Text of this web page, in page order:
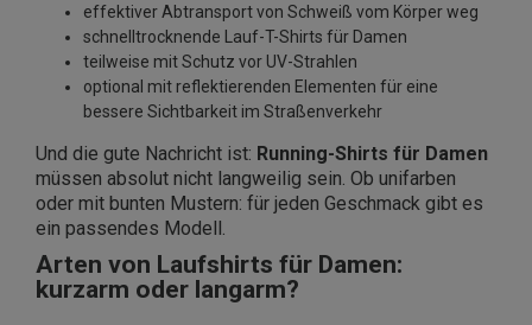
effektiver Abtransport von Schweiß vom Körper weg
schnelltrocknende Lauf-T-Shirts für Damen
teilweise mit Schutz vor UV-Strahlen
optional mit reflektierenden Elementen für eine
bessere Sichtbarkeit im Straßenverkehr
Und die gute Nachricht ist: Running-Shirts für Damen
müssen absolut nicht langweilig sein. Ob unifarben
oder mit bunten Mustern: für jeden Geschmack gibt es
ein passendes Modell.
Arten von Laufshirts für Damen:
kurzarm oder langarm?